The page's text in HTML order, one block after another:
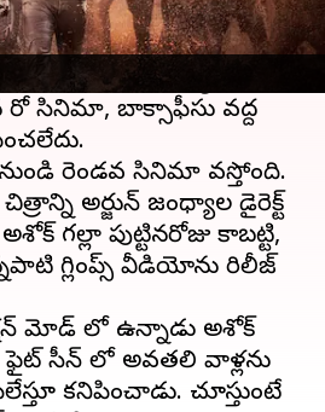
తెరకు పరిచయమైనమహేష్
గల్లా, ఆ సినిమాతో సరైన
శ్రీరామ్ ఆదిత్య
సినిమా, బాక్సాఫీసు వద్ద
నుండి రెండవ సినిమా వస్తోంది.
అర్జున్ జంధ్యాల డైరెక్ట్
గల్లా పుట్టినరోజు కాబట్టి,
గ్లింప్స్ వీడియోను రిలీజ్
మోడ్ లో ఉన్నాడు అశోక్
ఫైట్ సీన్ లో అవతలి వాళ్లను
కనిపించాడు. చూస్తుంటే